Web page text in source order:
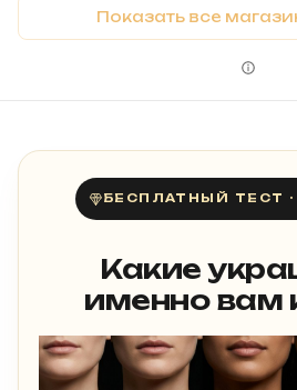
Показать все
БЕСПЛАТНЫЙ ТЕСТ
Какие
именно вам